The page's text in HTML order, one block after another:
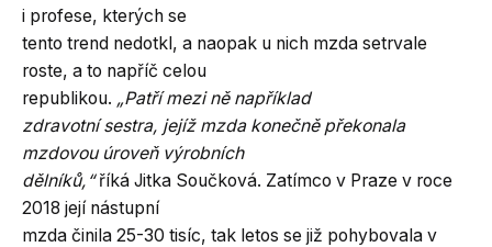
i profese, kterých se
tento trend nedotkl, a naopak u nich mzda setrvale
roste, a to napříč celou
republikou. „Patří mezi ně například
zdravotní sestra, jejíž mzda konečně překonala
mzdovou úroveň výrobních
dělníků,“říká Jitka Součková. Zatímco v Praze v roce
2018 její nástupní
mzda činila 25-30 tisíc, tak letos se již pohybovala v